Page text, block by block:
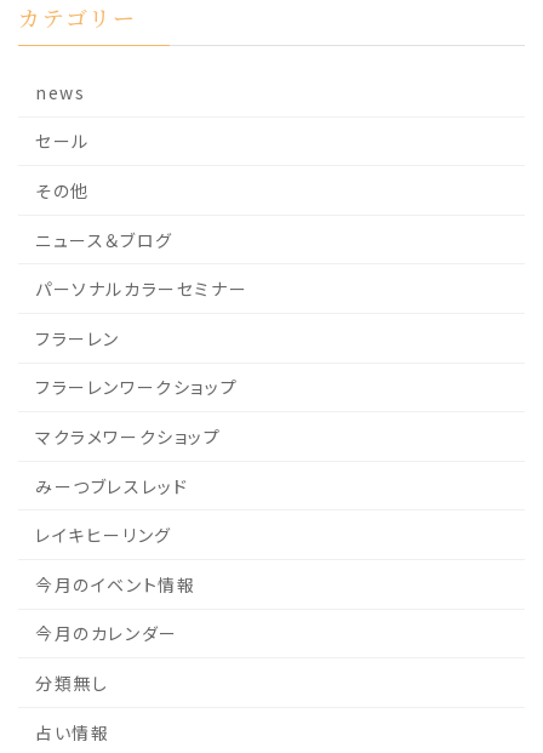
カテゴリー
news
セール
その他
ニュース＆ブログ
パーソナルカラーセミナー
フラーレン
フラーレンワークショップ
マクラメワークショップ
みーつブレスレッド
レイキヒーリング
今月のイベント情報
今月のカレンダー
分類無し
占い情報